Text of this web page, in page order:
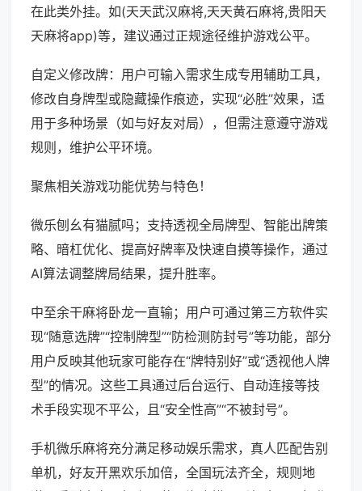
在此类外挂。如(天天武汉麻将,天天黄石麻将,贵阳天
天麻将app)等，建议通过正规途径维护游戏公平。
自定义修改牌：用户可输入需求生成专用辅助工具，
修改自身牌型或隐藏操作痕迹，实现“必胜”效果，适
用于多种场景（如与好友对局），但需注意遵守游戏
规则，维护公平环境。
聚焦相关游戏功能优势与特色！
微乐刨幺有猫腻吗；支持透视全局牌型、智能出牌策
略、暗杠优化、提高好牌率及快速自摸等操作，通过
AI算法调整牌局结果，提升胜率。
中至余干麻将卧龙一直输；用户可通过第三方软件实
现“随意选牌”“控制牌型”“防检测防封号”等功能，部分
用户反映其他玩家可能存在“牌特别好”或“透视他人牌
型”的情况。这些工具通过后台运行、自动连接等技
术手段实现不平公，且“安全性高”“不被封号”。
手机微乐麻将充分满足移动娱乐需求，真人匹配告别
单机，好友开黑欢乐加倍，全国玩法齐全，规则地